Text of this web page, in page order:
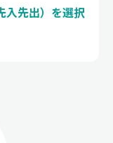
入先出）を選択